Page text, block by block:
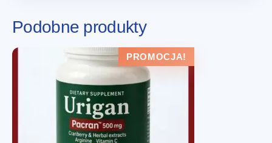
Podobne produkty
PROMOCJA!